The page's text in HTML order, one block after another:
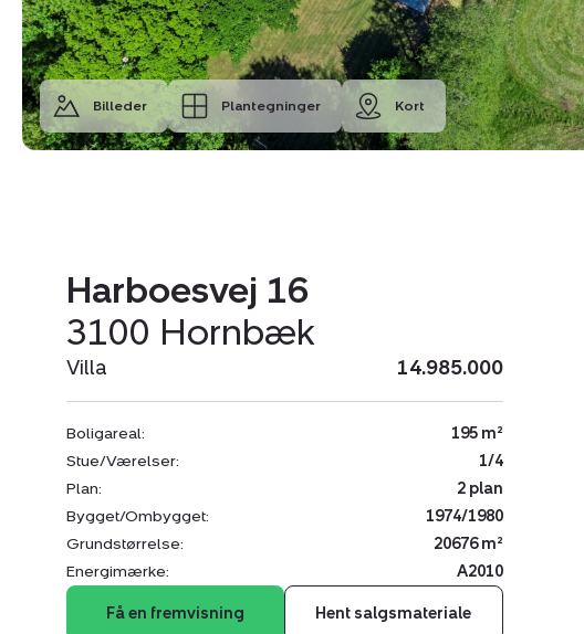
Billeder Plantegninger Kort
Harboesvej 16
3100 Hornbæk
Villa 14.985.000
Boligareal:
195 m²
Stue/Værelser:
1/4
Plan:
2 plan
Bygget/Ombygget:
1974/1980
Grundstørrelse:
20676 m²
Energimærke:
A2010
Få en fremvisning Hent salgsmateriale